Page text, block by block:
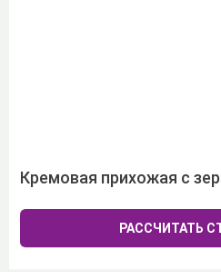
Кремовая прихожая с
РАССЧИТАТЬ